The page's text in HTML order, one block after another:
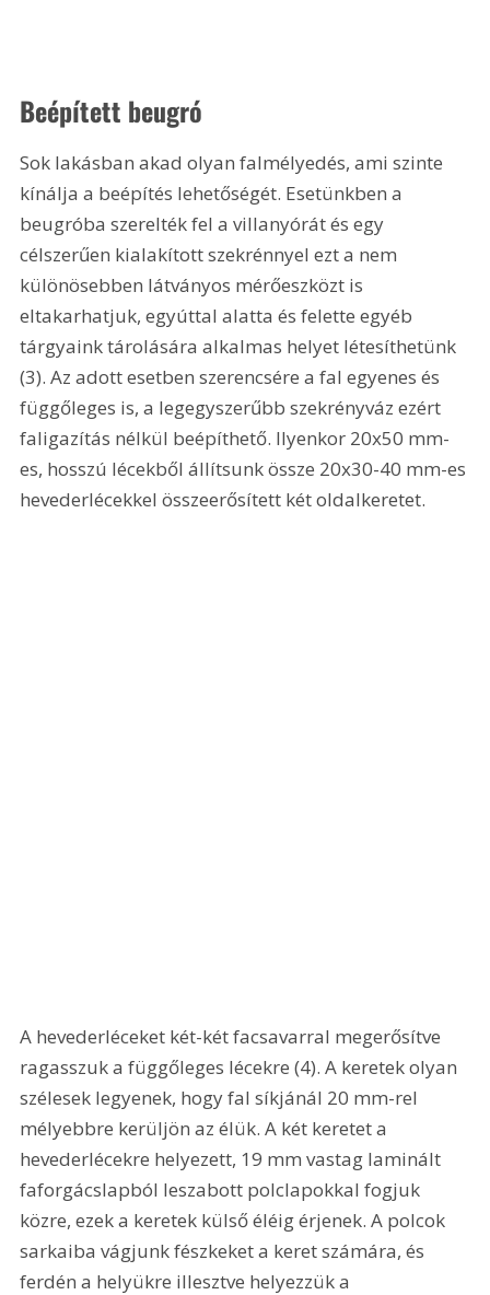
Beépített beugró
Sok lakásban akad olyan falmélyedés, ami szinte
kínálja a beépítés lehetőségét. Esetünkben a
beugróba szerelték fel a villanyórát és egy
célszerűen kialakított szekrénnyel ezt a nem
különösebben látványos mérőeszközt is
eltakarhatjuk, egyúttal alatta és felette egyéb
tárgyaink tárolására alkalmas helyet létesíthetünk
(3). Az adott esetben szerencsére a fal egyenes és
függőleges is, a legegyszerűbb szekrényváz ezért
faligazítás nélkül beépíthető. Ilyenkor 20x50 mm-
es, hosszú lécekből állítsunk össze 20x30-40 mm-es
hevederlécekkel összeerősített két oldalkeretet.
A hevederléceket két-két facsavarral megerősítve
ragasszuk a függőleges lécekre (4). A keretek olyan
szélesek legyenek, hogy fal síkjánál 20 mm-rel
mélyebbre kerüljön az élük. A két keretet a
hevederlécekre helyezett, 19 mm vastag laminált
faforgácslapból leszabott polclapokkal fogjuk
közre, ezek a keretek külső éléig érjenek. A polcok
sarkaiba vágjunk fészkeket a keret számára, és
ferdén a helyükre illesztve helyezzük a